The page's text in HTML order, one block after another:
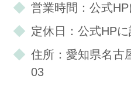
営業時間：公式
定休日：公式HP
住所：愛知県名古
03